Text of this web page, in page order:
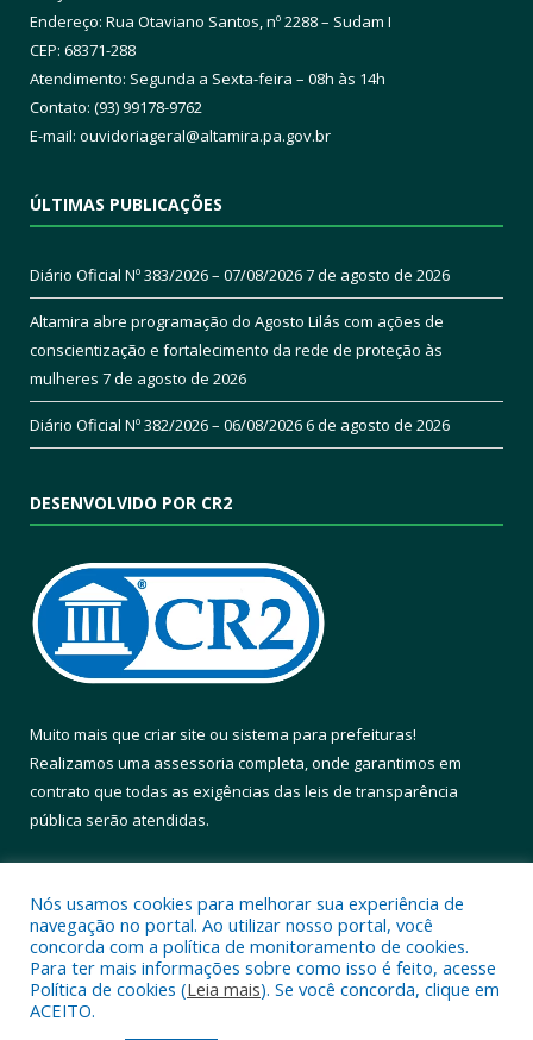
Endereço: Rua Otaviano Santos, nº 2288 – Sudam I
CEP: 68371-288
Atendimento: Segunda a Sexta-feira – 08h às 14h
Contato: (93) 99178-9762
E-mail: ouvidoriageral@altamira.pa.gov.br
ÚLTIMAS PUBLICAÇÕES
Diário Oficial Nº 383/2026 – 07/08/20267 de agosto de 2026
Altamira abre programação do Agosto Lilás com ações de
conscientização e fortalecimento da rede de proteção às
mulheres 7 de agosto de 2026
Diário Oficial Nº 382/2026 – 06/08/20266 de agosto de 2026
DESENVOLVIDO POR CR2
Muito mais que criar site ou sistema para prefeituras!
Realizamos uma assessoria completa, onde garantimos em
contrato que todas as exigências das leis de transparência
pública serão atendidas.
Todos os direitos reservados a Prefeitura Municipal de Altamira.
Nós usamos cookies para melhorar sua experiência de
navegação no portal. Ao utilizar nosso portal, você
concorda com a política de monitoramento de cookies.
Para ter mais informações sobre como isso é feito, acesse
Política de cookies (Leia mais). Se você concorda, clique em
ACEITO.